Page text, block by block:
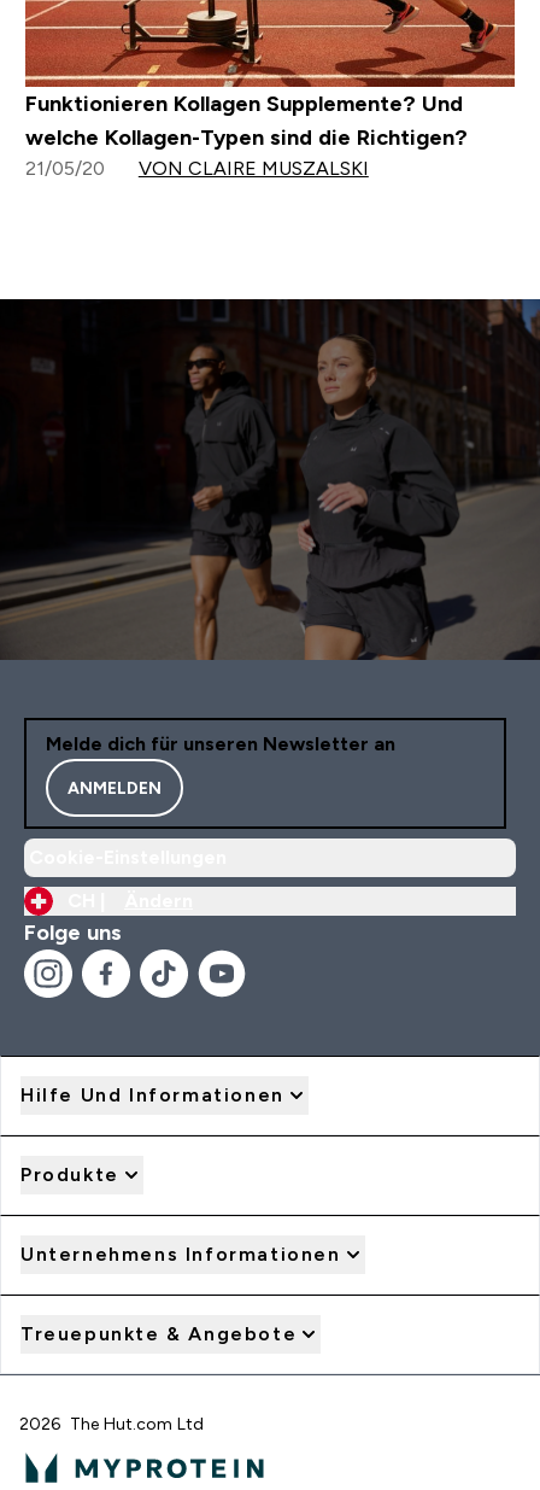
Funktionieren Kollagen Supplemente? Und
welche Kollagen-Typen sind die Richtigen?
21/05/20 VON CLAIRE MUSZALSKI
Melde dich für unseren Newsletter an
ANMELDEN
Folge uns
Hilfe Und Informationen
Produkte
Unternehmens Informationen
Treuepunkte & Angebote
2026 The Hut.com Ltd